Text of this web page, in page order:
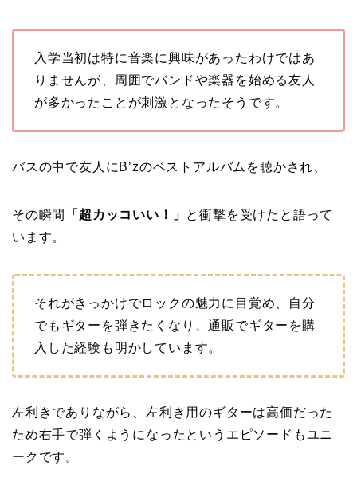
入学当初は特に音楽に興味があったわけではあ
りませんが、周囲でバンドや楽器を始める友人
が多かったことが刺激となったそうです。
バスの中で友人にB’zのベストアルバムを聴かされ、
その瞬間 「超カッコいい！」 と衝撃を受けたと語って
います。
それがきっかけでロックの魅力に目覚め、自分
でもギターを弾きたくなり、通販でギターを購
入した経験も明かしています。
左利きでありながら、左利き用のギターは高価だった
ため右手で弾くようになったというエピソードもユニ
ークです。